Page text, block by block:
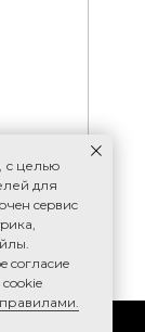
, с целью
для
cepвиc
coглacиe